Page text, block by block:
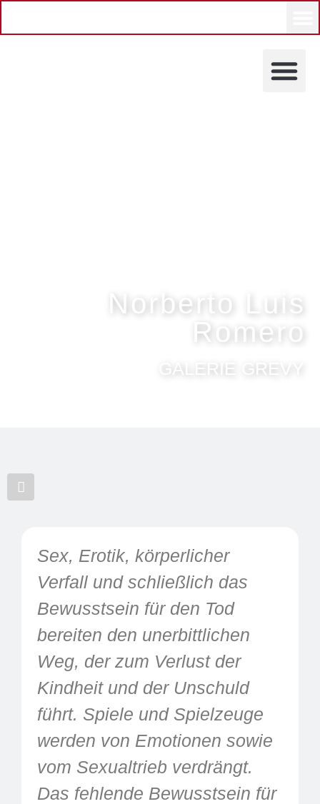
Norberto Luis
Romero
GALERIE GREVY
Sex, Erotik, körperlicher
Verfall und schließlich das
Bewusstsein für den Tod
bereiten den unerbittlichen
Weg, der zum Verlust der
Kindheit und der Unschuld
führt. Spiele und Spielzeuge
werden von Emotionen sowie
vom Sexualtrieb verdrängt.
Das fehlende Bewusstsein für